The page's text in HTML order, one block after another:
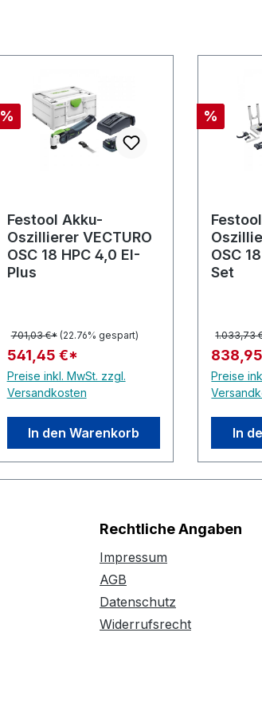
Rabatt
%
Festool Akku-
Oszillierer VECTURO
OSC 18 HPC 4,0 EI-
Plus
701,03 €* (22.76% gespart)
541,45 €*
Preise inkl. MwSt. zzgl.
Versandkosten
In den Warenkorb
Rabatt
%
OSC
Set
1.033,73
Preise
In
Rechtliche Angaben
Impressum
AGB
Datenschutz
Widerrufsrecht